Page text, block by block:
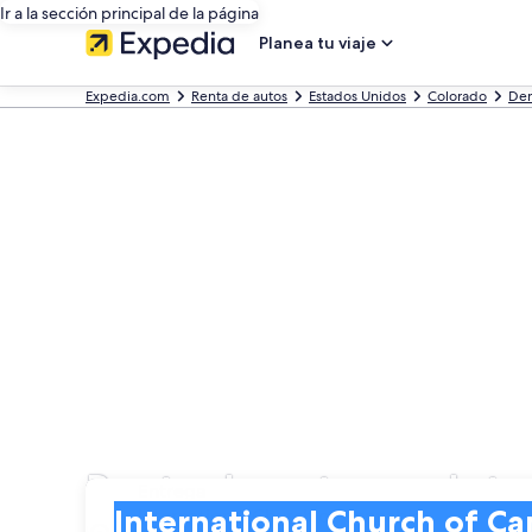
Ir a la sección principal de la página
Planea tu viaje
Expedia.com Renta de autos Estados Unidos Colorado
Renta de autos en
International Church of Cannabis